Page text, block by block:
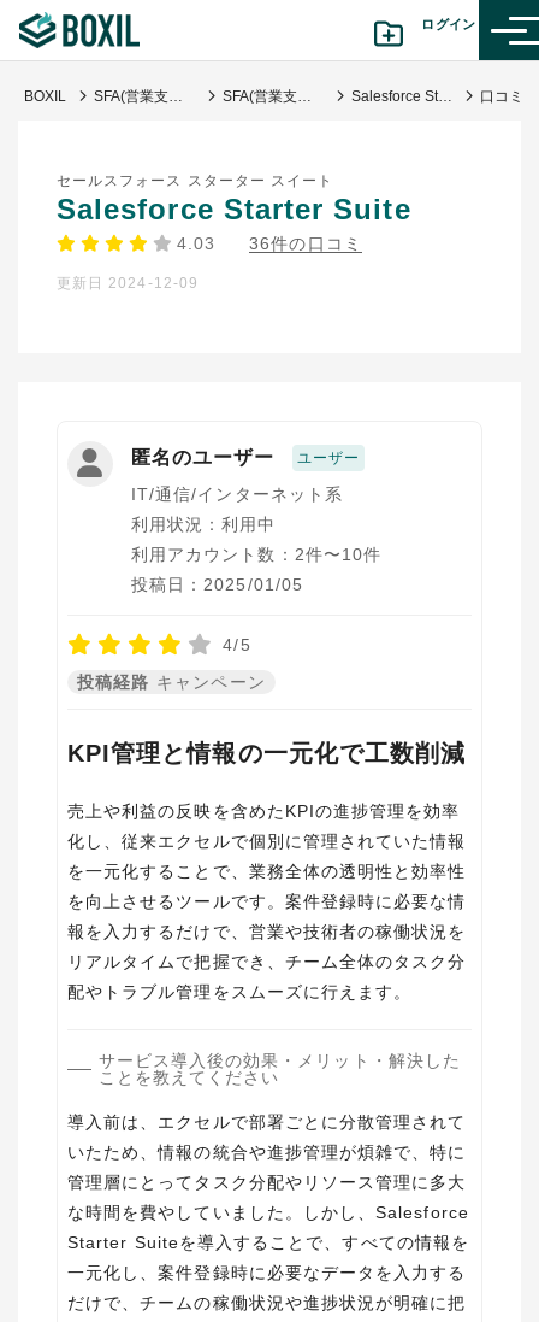
ログイン
診断から探す(β版)
BOXIL SFA(営業支援)ツール比較おすすめ21選｜タイプ別と選び方 SFA(営業支援システム) Salesforce Starter Suite
セールスフォース スターター スイート
Salesforce Starter Suite
4.03 36件の口コミ
更新日 2024-12-09
匿名のユーザー ユーザー
IT/通信/インターネット系
利用状況：利用中
利用アカウント数：2件〜10件
投稿日：2025/01/05
4/5
投稿経路 キャンペーン
KPI管理と情報の一元化で工数削減
売上や利益の反映を含めたKPIの進捗管理を効率
化し、従来エクセルで個別に管理されていた情報
を一元化することで、業務全体の透明性と効率性
を向上させるツールです。案件登録時に必要な情
報を入力するだけで、営業や技術者の稼働状況を
リアルタイムで把握でき、チーム全体のタスク分
配やトラブル管理をスムーズに行えます。
サービス導入後の効果・メリット・解決した
ことを教えてください
導入前は、エクセルで部署ごとに分散管理されて
いたため、情報の統合や進捗管理が煩雑で、特に
管理層にとってタスク分配やリソース管理に多大
な時間を費やしていました。しかし、Salesforce
Starter Suiteを導入することで、すべての情報を
一元化し、案件登録時に必要なデータを入力する
だけで、チームの稼働状況や進捗状況が明確に把